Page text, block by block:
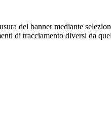
del banner mediante
di tracciamento diversi da